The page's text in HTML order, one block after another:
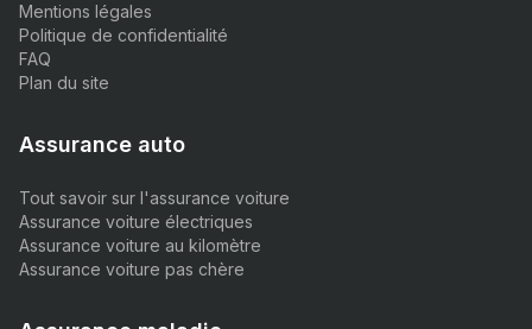
Mentions légales
Politique de confidentialité
FAQ
Plan du site
Assurance auto
Tout savoir sur l'assurance voiture
Assurance voiture électriques
Assurance voiture au kilomètre
Assurance voiture pas chère